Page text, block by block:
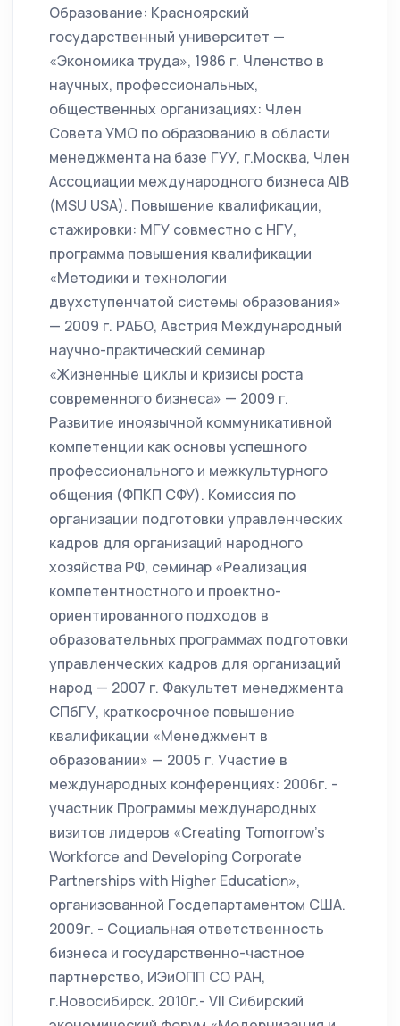
Образование: Красноярский
государственный университет —
«Экономика труда», 1986 г. Членство в
научных, профессиональных,
общественных организациях: Член
Совета УМО по образованию в области
менеджмента на базе ГУУ, г.Москва, Член
Ассоциации международного бизнеса AIB
(MSU USA). Повышение квалификации,
стажировки: МГУ совместно с НГУ,
программа повышения квалификации
«Методики и технологии
двухступенчатой системы образования»
— 2009 г. РАБО, Австрия Международный
научно-практический семинар
«Жизненные циклы и кризисы роста
современного бизнеса» — 2009 г.
Развитие иноязычной коммуникативной
компетенции как основы успешного
профессионального и межкультурного
общения (ФПКП СФУ). Комиссия по
организации подготовки управленческих
кадров для организаций народного
хозяйства РФ, семинар «Реализация
компетентностного и проектно-
ориентированного подходов в
образовательных программах подготовки
управленческих кадров для организаций
народ — 2007 г. Факультет менеджмента
СПбГУ, краткосрочное повышение
квалификации «Менеджмент в
образовании» — 2005 г. Участие в
международных конференциях: 2006г. -
участник Программы международных
визитов лидеров «Creating Tomorrow’s
Workforce and Developing Corporate
Partnerships with Higher Education»,
организованной Госдепартаментом США.
2009г. - Социальная ответственность
бизнеса и государственно-частное
партнерство, ИЭиОПП СО РАН,
г.Новосибирск. 2010г.- VII Сибирский